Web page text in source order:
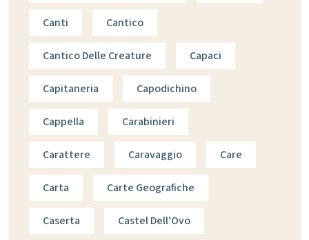
Canti Cantico
Cantico Delle Creature Capaci
Capitaneria Capodichino
Cappella Carabinieri
Carattere Caravaggio Care
Carta Carte Geografiche
Caserta Castel Dell'Ovo